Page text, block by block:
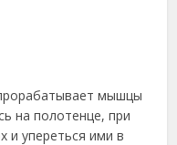
мышцы
на полотенце, при
и упереться ими в